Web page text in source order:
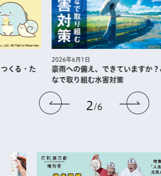
前のスライドを表
2 6
くる・た
2026年6月1日
豪雨への備え、できていますか？
なで取り組む水害対策